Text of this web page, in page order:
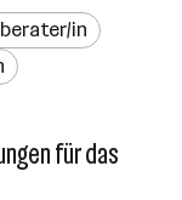
in
für das